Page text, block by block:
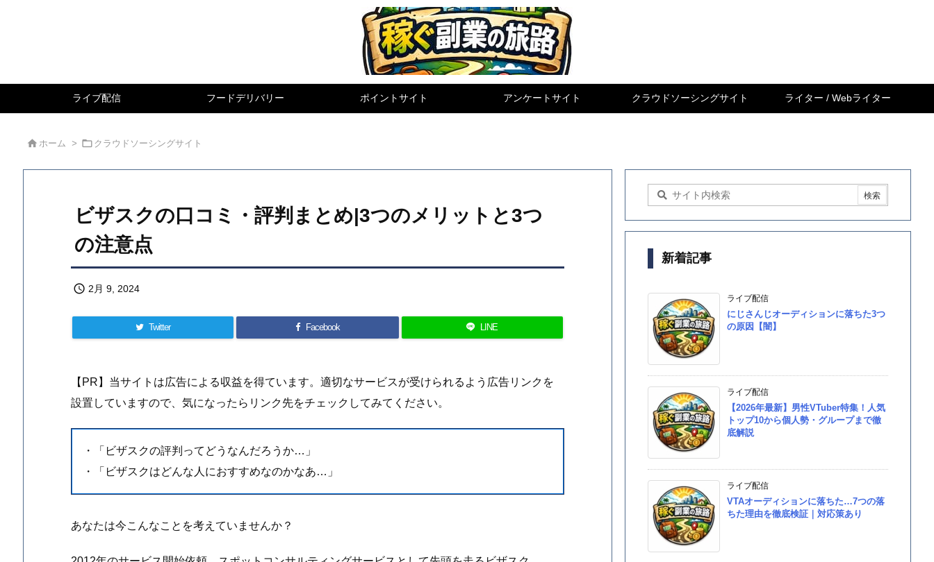
ライブ配信 フードデリバリー ポイントサイト アンケートサイト クラウドソーシングサイト ライター / Webライター
 ホーム >  クラウドソーシングサイト
ビザスクの口コミ・評判まとめ|3つのメリットと3つ
の注意点
 2月 9, 2024
Twitter Facebook LINE
【PR】当サイトは広告による収益を得ています。適切なサービスが受けられるよう広告リンクを
設置していますので、気になったらリンク先をチェックしてみてください。
・「ビザスクの評判ってどうなんだろうか…」
・「ビザスクはどんな人におすすめなのかなあ…」
あなたは今こんなことを考えていませんか？
新着記事
ライブ配信
にじさんじオーディションに落ちた3つ
の原因【闇】
ライブ配信
【2026年最新】男性VTuber特集！人気
トップ10から個人勢・グループまで徹
底解説
ライブ配信
VTAオーディションに落ちた…7つの落
ちた理由を徹底検証｜対応策あり